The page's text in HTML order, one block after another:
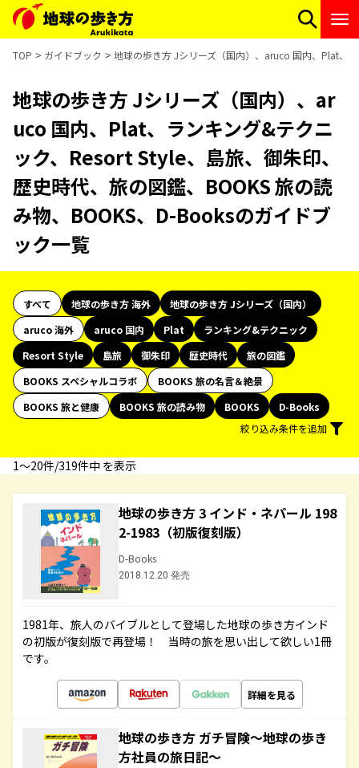
TOP ガイドブック 地球の歩き方 Jシリーズ（国内）、aruco 国内、Plat、
地球の歩き方 Jシリーズ（国内）、ar
uco 国内、Plat、ランキング&テクニ
ック、Resort Style、島旅、御朱印、
歴史時代、旅の図鑑、BOOKS 旅の読
み物、BOOKS、D-Booksのガイドブ
ック一覧
すべて 地球の歩き方 海外
地球の歩き方 Jシリーズ（国内）
aruco 海外
aruco 国内 Plat
ランキング&テクニック
Resort Style
島旅 御朱印 歴史時代
旅の図鑑
BOOKS スペシャルコラボ
BOOKS 旅の名言＆絶景
BOOKS 旅と健康
BOOKS 旅の読み物 BOOKS
D-Books
絞り込み条件を追加
1〜20件/319件中 を表示
地球の歩き方 3 インド・ネパール 198
2-1983（初版復刻版）
D-Books
2018.12.20 発売
1981年、旅人のバイブルとして登場した地球の歩き方インド
の初版が復刻版で再登場！ 当時の旅を思い出して欲しい1冊
です。
詳細を見る
地球の歩き方 ガチ冒険～地球の歩き
方社員の旅日記～